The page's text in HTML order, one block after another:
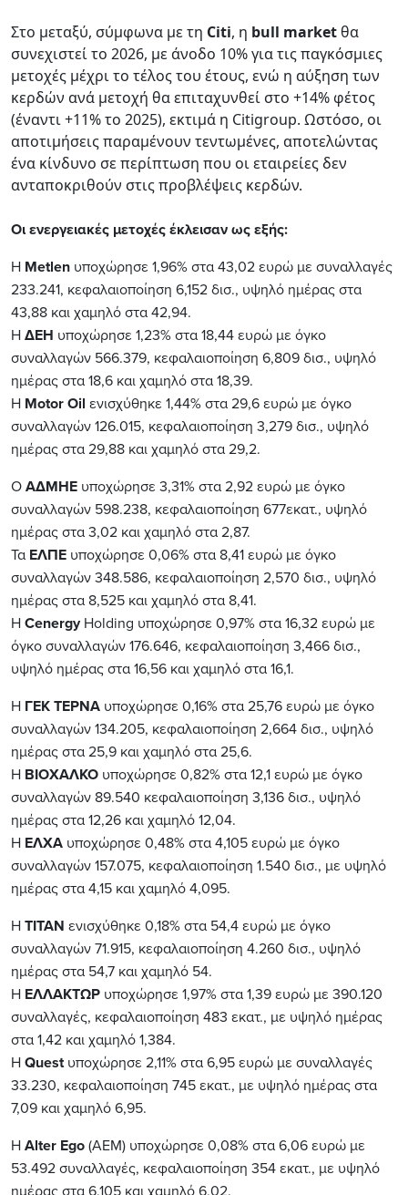
Στο μεταξύ, σύμφωνα με τη Citi, η bull marketθα
συνεχιστεί το 2026, με άνοδο 10% για τις παγκόσμιες
μετοχές μέχρι το τέλος του έτους, ενώ η αύξηση των
κερδών ανά μετοχή θα επιταχυνθεί στο +14% φέτος
(έναντι +11% το 2025), εκτιμά η Citigroup. Ωστόσο, οι
αποτιμήσεις παραμένουν τεντωμένες, αποτελώντας
ένα κίνδυνο σε περίπτωση που οι εταιρείες δεν
ανταποκριθούν στις προβλέψεις κερδών.
Οι ενεργειακές μετοχές έκλεισαν ως εξής:
Η Μetlen υποχώρησε 1,96% στα 43,02 ευρώ με συναλλαγές
233.241, κεφαλαιοποίηση 6,152 δισ., υψηλό ημέρας στα
43,88 και χαμηλό στα 42,94.
H ΔΕΗ υποχώρησε 1,23% στα 18,44 ευρώ με όγκο
συναλλαγών 566.379, κεφαλαιοποίηση 6,809 δισ., υψηλό
ημέρας στα 18,6 και χαμηλό στα 18,39.
Η Motor Oil ενισχύθηκε 1,44% στα 29,6 ευρώ με όγκο
συναλλαγών 126.015, κεφαλαιοποίηση 3,279 δισ., υψηλό
ημέρας στα 29,88 και χαμηλό στα 29,2.
Ο AΔMHE υποχώρησε 3,31% στα 2,92 ευρώ με όγκο
συναλλαγών 598.238, κεφαλαιοποίηση 677εκατ., υψηλό
ημέρας στα 3,02 και χαμηλό στα 2,87.
Τα ΕΛΠΕ υποχώρησε 0,06% στα 8,41 ευρώ με όγκο
συναλλαγών 348.586, κεφαλαιοποίηση 2,570 δισ., υψηλό
ημέρας στα 8,525 και χαμηλό στα 8,41.
Η CenergyHolding υποχώρησε 0,97% στα 16,32 ευρώ με
όγκο συναλλαγών 176.646, κεφαλαιοποίηση 3,466 δισ.,
υψηλό ημέρας στα 16,56 και χαμηλό στα 16,1.
Η ΓΕΚ ΤΕΡΝΑ υποχώρησε 0,16% στα 25,76 ευρώ με όγκο
συναλλαγών 134.205, κεφαλαιοποίηση 2,664 δισ., υψηλό
ημέρας στα 25,9 και χαμηλό στα 25,6.
Η ΒΙΟΧΑΛΚΟ υποχώρησε 0,82% στα 12,1 ευρώ με όγκο
συναλλαγών 89.540 κεφαλαιοποίηση 3,136 δισ., υψηλό
ημέρας στα 12,26 και χαμηλό 12,04.
Η ΕΛΧΑ υποχώρησε 0,48% στα 4,105 ευρώ με όγκο
συναλλαγών 157.075, κεφαλαιοποίηση 1.540 δισ., με υψηλό
ημέρας στα 4,15 και χαμηλό 4,095.
Η ΤΙΤΑΝ ενισχύθηκε 0,18% στα 54,4 ευρώ με όγκο
συναλλαγών 71.915, κεφαλαιοποίηση 4.260 δισ., υψηλό
ημέρας στα 54,7 και χαμηλό 54.
Η ΕΛΛΑΚΤΩΡ υποχώρησε 1,97% στα 1,39 ευρώ με 390.120
συναλλαγές, κεφαλαιοποίηση 483 εκατ., με υψηλό ημέρας
στα 1,42 και χαμηλό 1,384.
Η Questυποχώρησε 2,11% στα 6,95 ευρώ με συναλλαγές
33.230, κεφαλαιοποίηση 745 εκατ., με υψηλό ημέρας στα
7,09 και χαμηλό 6,95.
Η Alter Ego (AEM) υποχώρησε 0,08% στα 6,06 ευρώ με
53.492 συναλλαγές, κεφαλαιοποίηση 354 εκατ., με υψηλό